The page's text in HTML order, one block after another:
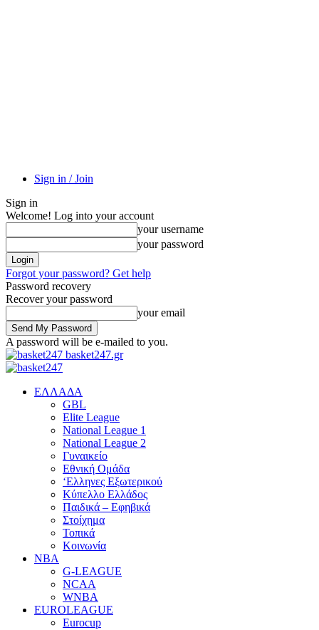
Sign in / Join
Sign in
Welcome! Log into your account
your username
your password
Forgot your password? Get help
Password recovery
Recover your password
your email
A password will be e-mailed to you.
basket247.gr
EΛΛΑΔΑ
GBL
Elite League
National League 1
National League 2
Γυναικείο
Εθνική Ομάδα
‘Ελληνες Εξωτερικού
Κύπελλο Ελλάδος
Παιδικά – Εφηβικά
Στοίχημα
Τοπικά
Κοινωνία
NBA
G-LEAGUE
NCAA
WNBA
ΕUROLEAGUE
Eurocup